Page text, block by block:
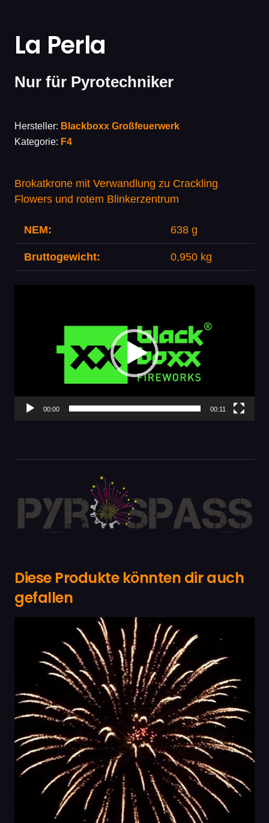
La Perla
Nur für Pyrotechniker
Hersteller: Blackboxx Großfeuerwerk
Kategorie: F4
Brokatkrone mit Verwandlung zu Crackling
Flowers und rotem Blinkerzentrum
NEM: 638 g
Bruttogewicht: 0,950 kg
00:00 00:11
Diese Produkte könnten dir auch
gefallen